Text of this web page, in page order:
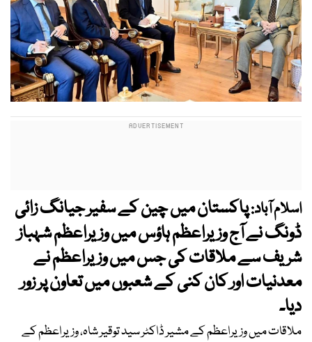
اسلام آباد:پاکستان میں چین کے سفیر جیانگ زائی
ڈونگ نے آج وزیراعظم ہاؤس میں وزیراعظم شہباز
شریف سے ملاقات کی جس میں وزیراعظم نے
معدنیات اور کان کنی کے شعبوں میں تعاون پر زور
دیا۔
ملاقات میں وزیراعظم کے مشیر ڈاکٹر سید توقیر شاہ، وزیراعظم کے